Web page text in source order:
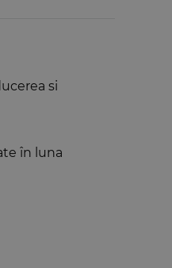
si
în luna